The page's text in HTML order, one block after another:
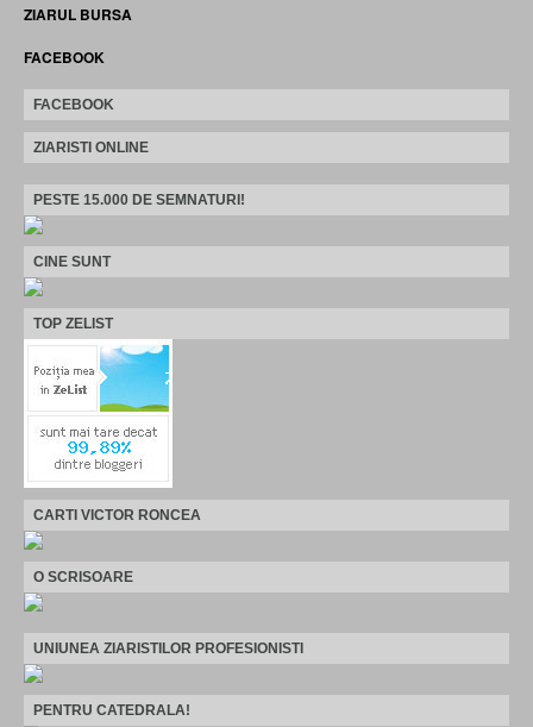
ZIARUL BURSA
FACEBOOK
FACEBOOK
ZIARISTI ONLINE
PESTE 15.000 DE SEMNATURI!
CINE SUNT
TOP ZELIST
CARTI VICTOR RONCEA
O SCRISOARE
UNIUNEA ZIARISTILOR PROFESIONISTI
PENTRU CATEDRALA!